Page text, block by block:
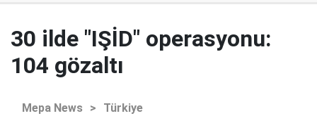
30 ilde "IŞİD" operasyonu:
104 gözaltı
Mepa News > Türkiye